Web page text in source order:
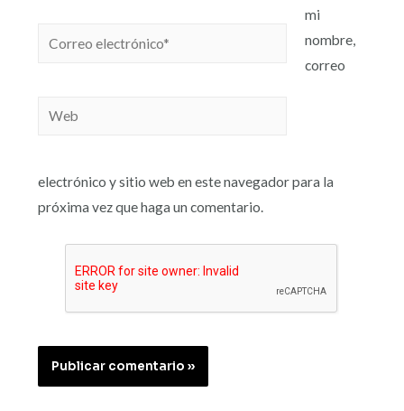
mi
nombre,
correo
electrónico y sitio web en este navegador para la
próxima vez que haga un comentario.